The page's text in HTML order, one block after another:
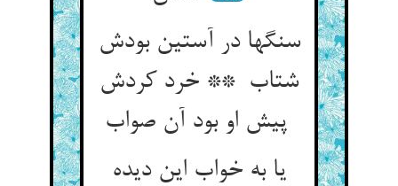
سنگها در آستین بودش
شتاب ** خرد کردش
پیش او بود آن صواب
یا به خواب این دیده